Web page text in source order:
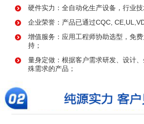
硬件实力：全自动化生产设备，行业技
企业荣誉：产品已通过CQC,
增值服务：应用工程师协助选型，免
持；
量身定做：根据客户需求研发、设计
殊需求的产品；